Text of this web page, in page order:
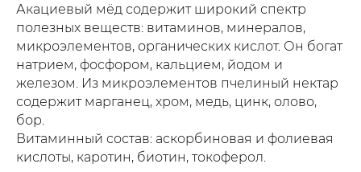
Акациевый мёд содержит широкий спектр
полезных веществ: витаминов, минералов,
микроэлементов, органических кислот. Он богат
натрием, фосфором, кальцием, йодом и
железом. Из микроэлементов пчелиный нектар
содержит марганец, хром, медь, цинк, олово,
бор.
Витаминный состав: аскорбиновая и фолиевая
кислоты, каротин, биотин, токоферол.